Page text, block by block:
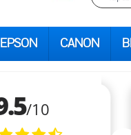
EPSON CANON